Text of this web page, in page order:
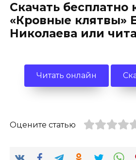
Скачать бесплатно
«Кровные клятвы»
Николаева или
Читать онлайн
Оцените статью